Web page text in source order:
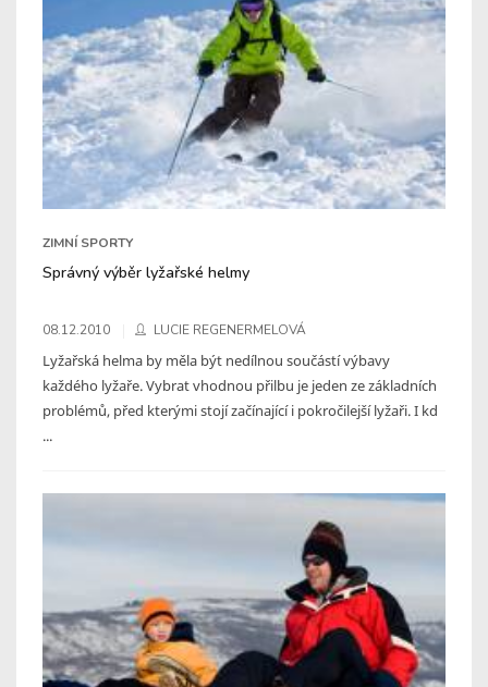
ZIMNÍ SPORTY
Správný výběr lyžařské helmy
08.12.2010 LUCIE REGENERMELOVÁ
Lyžařská helma by měla být nedílnou součástí výbavy
každého lyžaře. Vybrat vhodnou přilbu je jeden ze základních
problémů, před kterými stojí začínající i pokročilejší lyžaři. I kd
...